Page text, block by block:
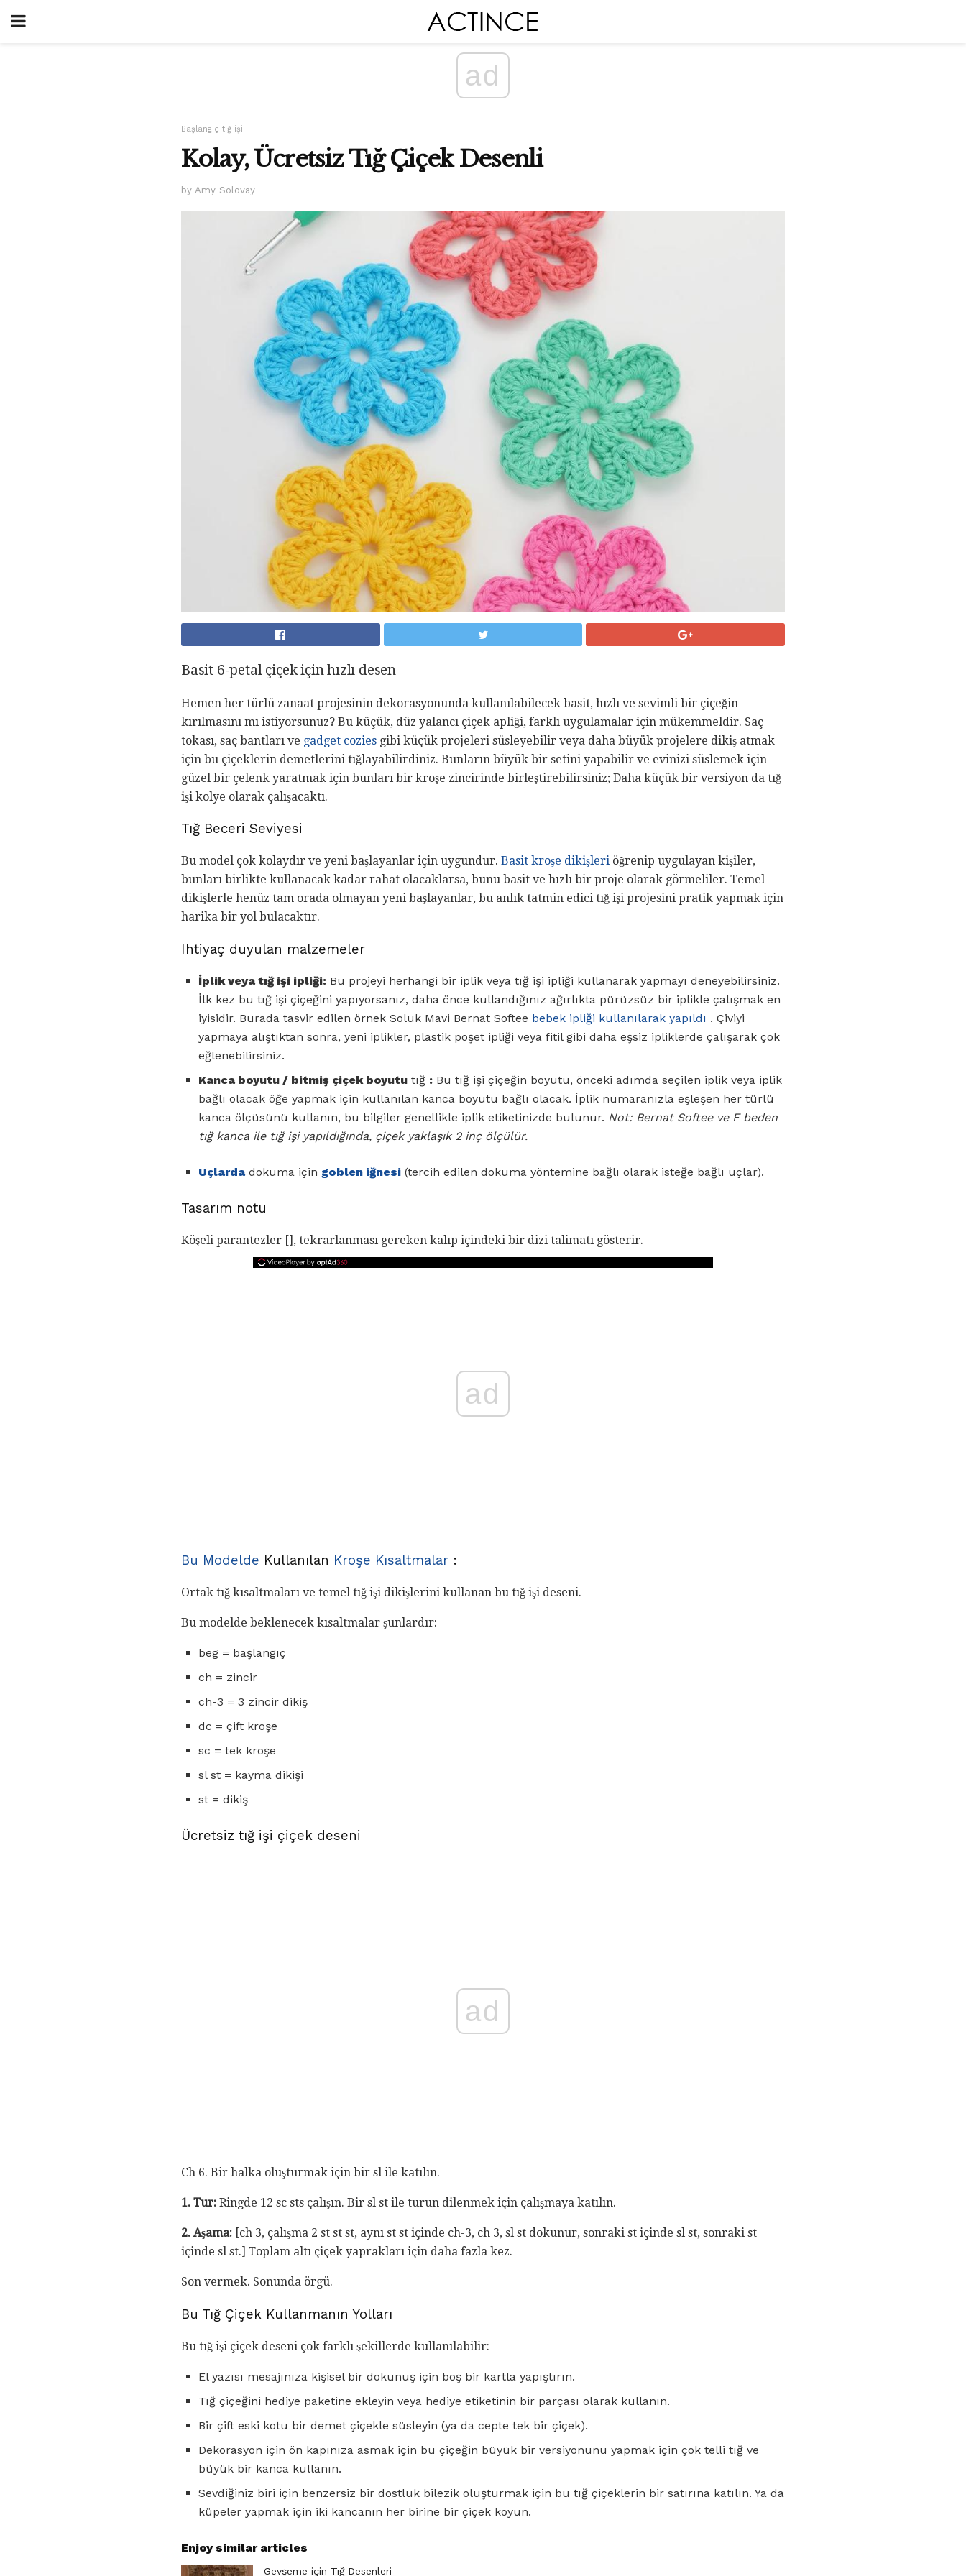
ad
Başlangıç ​​tığ işi
Kolay, Ücretsiz Tığ Çiçek Desenli
by Amy Solovay
Basit 6-petal çiçek için hızlı desen
Hemen her türlü zanaat projesinin dekorasyonunda kullanılabilecek basit, hızlı ve sevimli bir çiçeğin
kırılmasını mı istiyorsunuz? Bu küçük, düz yalancı çiçek apliği, farklı uygulamalar için mükemmeldir. Saç
tokası, saç bantları ve gadget cozies gibi küçük projeleri süsleyebilir veya daha büyük projelere dikiş atmak
için bu çiçeklerin demetlerini tığlayabilirdiniz. Bunların büyük bir setini yapabilir ve evinizi süslemek için
güzel bir çelenk yaratmak için bunları bir kroşe zincirinde birleştirebilirsiniz; Daha küçük bir versiyon da tığ
işi kolye olarak çalışacaktı.
Tığ Beceri Seviyesi
Bu model çok kolaydır ve yeni başlayanlar için uygundur. Basit kroşe dikişleri öğrenip uygulayan kişiler,
bunları birlikte kullanacak kadar rahat olacaklarsa, bunu basit ve hızlı bir proje olarak görmeliler. Temel
dikişlerle henüz tam orada olmayan yeni başlayanlar, bu anlık tatmin edici tığ işi projesini pratik yapmak için
harika bir yol bulacaktır.
Ihtiyaç duyulan malzemeler
İplik veya tığ işi ipliği: Bu projeyi herhangi bir iplik veya tığ işi ipliği kullanarak yapmayı deneyebilirsiniz.
İlk kez bu tığ işi çiçeğini yapıyorsanız, daha önce kullandığınız ağırlıkta pürüzsüz bir iplikle çalışmak en
iyisidir. Burada tasvir edilen örnek Soluk Mavi Bernat Softee bebek ipliği kullanılarak yapıldı . Çiviyi
yapmaya alıştıktan sonra, yeni iplikler, plastik poşet ipliği veya fitil gibi daha eşsiz ipliklerde çalışarak çok
eğlenebilirsiniz.
Kanca boyutu / bitmiş çiçek boyutu tığ : Bu tığ işi çiçeğin boyutu, önceki adımda seçilen iplik veya iplik
bağlı olacak öğe yapmak için kullanılan kanca boyutu bağlı olacak. İplik numaranızla eşleşen her türlü
kanca ölçüsünü kullanın, bu bilgiler genellikle iplik etiketinizde bulunur. Not: Bernat Softee ve F beden
tığ kanca ile tığ işi yapıldığında, çiçek yaklaşık 2 inç ölçülür.
Uçlardadokuma için goblen iğnesi (tercih edilen dokuma yöntemine bağlı olarak isteğe bağlı uçlar).
Tasarım notu
Köşeli parantezler [], tekrarlanması gereken kalıp içindeki bir dizi talimatı gösterir.
ad
Bu Modelde Kullanılan Kroşe Kısaltmalar :
Ortak tığ kısaltmaları ve temel tığ işi dikişlerini kullanan bu tığ işi deseni.
Bu modelde beklenecek kısaltmalar şunlardır:
beg = başlangıç
ch = zincir
ch-3 = 3 zincir dikiş
dc = çift kroşe
sc = tek kroşe
sl st = kayma dikişi
st = dikiş
Ücretsiz tığ işi çiçek deseni
ad
Ch 6. Bir halka oluşturmak için bir sl ile katılın.
1. Tur: Ringde 12 sc sts çalışın. Bir sl st ile turun dilenmek için çalışmaya katılın.
2. Aşama: [ch 3, çalışma 2 st st st, aynı st st içinde ch-3, ch 3, sl st dokunur, sonraki st içinde sl st, sonraki st
içinde sl st.] Toplam altı çiçek yaprakları için daha fazla kez.
Son vermek. Sonunda örgü.
Bu Tığ Çiçek Kullanmanın Yolları
Bu tığ işi çiçek deseni çok farklı şekillerde kullanılabilir:
El yazısı mesajınıza kişisel bir dokunuş için boş bir kartla yapıştırın.
Tığ çiçeğini hediye paketine ekleyin veya hediye etiketinin bir parçası olarak kullanın.
Bir çift eski kotu bir demet çiçekle süsleyin (ya da cepte tek bir çiçek).
Dekorasyon için ön kapınıza asmak için bu çiçeğin büyük bir versiyonunu yapmak için çok telli tığ ve
büyük bir kanca kullanın.
Sevdiğiniz biri için benzersiz bir dostluk bilezik oluşturmak için bu tığ çiçeklerin bir satırına katılın. Ya da
küpeler yapmak için iki kancanın her birine bir çiçek koyun.
Enjoy similar articles
Gevşeme için Tığ Desenleri